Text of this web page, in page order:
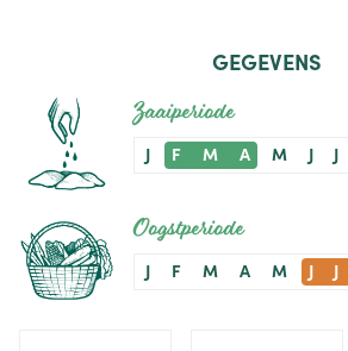
GEGEVENS
Zaaiperiode
J F M A M J J
Oogstperiode
J F M A M J J